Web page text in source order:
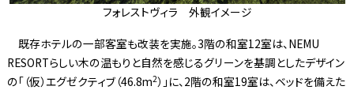
フォレストヴィラ 外観イメージ
既存ホテルの一部客室も改装を実施。3階の和室12室は、NEMU
RESORTらしい木の温もりと自然を感じるグリーンを基調としたデザイン
の「（仮）エグゼクティブ（46.8m2）」に、2階の和室19室は、ベッドを備えた